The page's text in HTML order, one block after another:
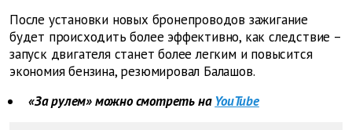
После установки новых бронепроводов зажигание
будет происходить более эффективно, как следствие –
запуск двигателя станет более легким и повысится
экономия бензина, резюмировал Балашов.
«За рулем» можно смотреть на YouTube